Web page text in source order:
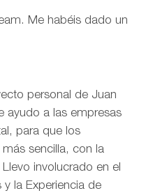
Me habéis dado un
personal de Juan
ayudo a las empresas
para que los
sencilla, con la
involucrado en el
la Experiencia de